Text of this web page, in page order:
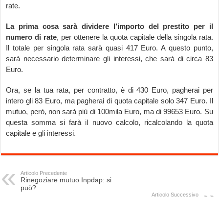
rate.
La prima cosa sarà dividere l’importo del prestito per il
numero di rate, per ottenere la quota capitale della singola rata.
Il totale per singola rata sarà quasi 417 Euro. A questo punto,
sarà necessario determinare gli interessi, che sarà di circa 83
Euro.
Ora, se la tua rata, per contratto, è di 430 Euro, pagherai per
intero gli 83 Euro, ma pagherai di quota capitale solo 347 Euro. Il
mutuo, però, non sarà più di 100mila Euro, ma di 99653 Euro. Su
questa somma si farà il nuovo calcolo, ricalcolando la quota
capitale e gli interessi.
Articolo Precedente
Rinegoziare mutuo Inpdap: si
può?
Articolo Successivo